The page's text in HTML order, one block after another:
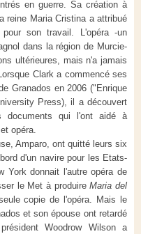
en guerre. Sa création à
reine Maria Cristina a attribué
son travail. L'opéra -un
dans la région de Murcie-
ultérieures, mais n'a jamais
Clark a commencé ses
Granados en 2006 ("Enrique
Press), il a découvert
documents qui l'ont aidé à
opéra.
Amparo, ont quitté leurs six
d'un navire pour les Etats-
York donnait l'autre opéra de
le Met à produireMaria del
copie de l'opéra. Mais le
et son épouse ont retardé
Woodrow Wilson a